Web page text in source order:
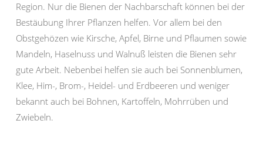
Region. Nur die Bienen der Nachbarschaft können bei der
Bestäubung Ihrer Pflanzen helfen. Vor allem bei den
Obstgehözen wie Kirsche, Apfel, Birne und Pflaumen sowie
Mandeln, Haselnuss und Walnuß leisten die Bienen sehr
gute Arbeit. Nebenbei helfen sie auch bei Sonnenblumen,
Klee, Him-, Brom-, Heidel- und Erdbeeren und weniger
bekannt auch bei Bohnen, Kartoffeln, Mohrrüben und
Zwiebeln.